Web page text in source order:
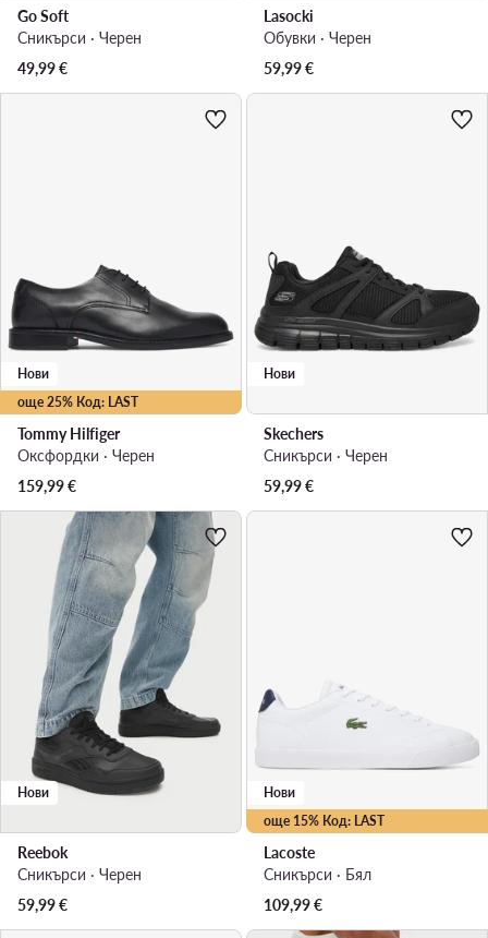
Go Soft
Сникърси · Черен
49,99€
Lasocki
Обувки · Черен
59,99€
още 25% Код: LAST
Нови
Tommy Hilfiger
Оксфордки · Черен
159,99€
Нови
Skechers
Сникърси · Черен
59,99€
Нови
Reebok
Сникърси · Черен
59,99€
още 15% Код: LAST
Нови
Lacoste
Сникърси · Бял
109,99€